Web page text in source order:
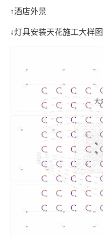
↑酒店外景
↓灯具安装天花施工大样图